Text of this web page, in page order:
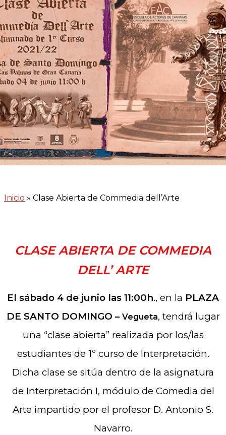
Inicio » Clase Abierta de Commedia dell’Arte
CLASE ABIERTA DE COMMEDIA
DELL’ ARTE
El sábado 4 de junio las 11:00h., en la PLAZA
DE SANTO DOMINGO – Vegueta, tendrá lugar
una “clase abierta” realizada por los/las
estudiantes de 1º curso de Interpretación.
Dicha clase se sitúa dentro de la asignatura
de Interpretación I, módulo de Comedia del
Arte impartido por el profesor D. Antonio S.
Navarro.